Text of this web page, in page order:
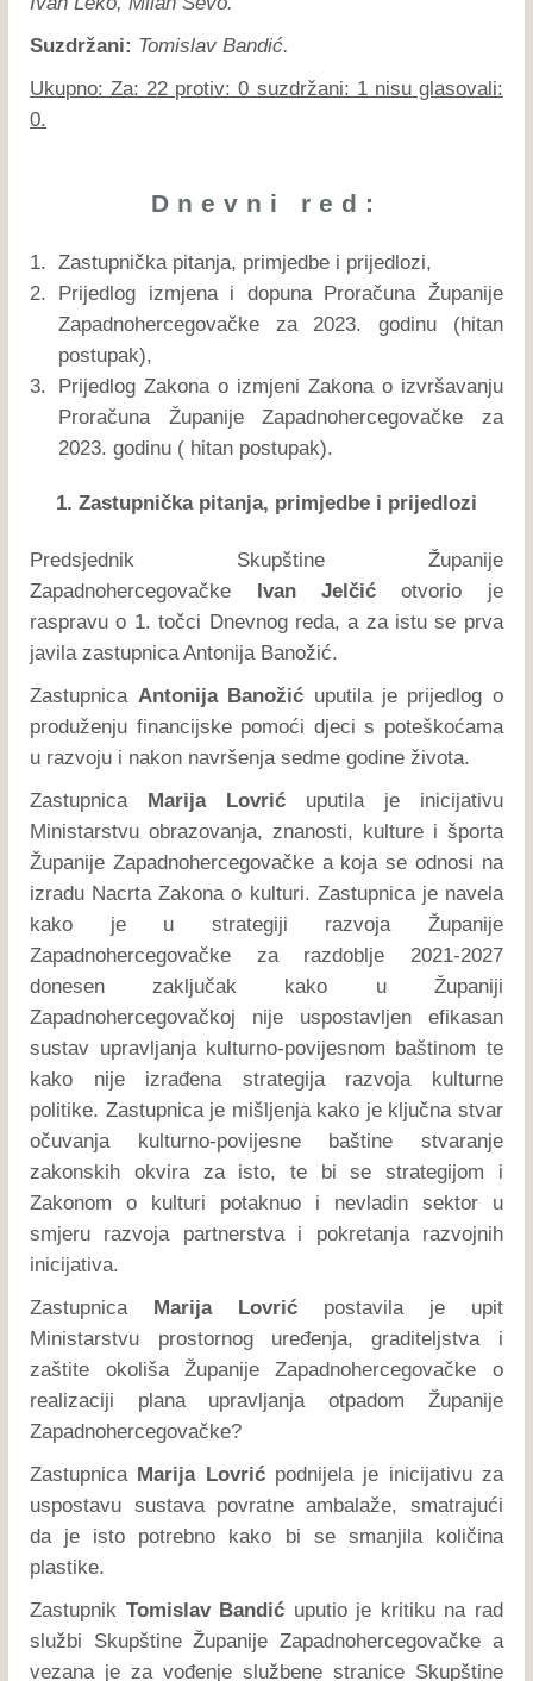
Suzdržani: Tomislav Bandić.
Ukupno: Za: 22 protiv: 0 suzdržani: 1 nisu glasovali:
0.
Dnevni red:
1. Zastupnička pitanja, primjedbe i prijedlozi,
2.
Prijedlog izmjena i dopuna Proračuna Županije
Zapadnohercegovačke za 2023. godinu (hitan
postupak),
3.
Prijedlog Zakona o izmjeni Zakona o izvršavanju
Proračuna Županije Zapadnohercegovačke za
2023. godinu ( hitan postupak).
1. Zastupnička pitanja, primjedbe i prijedlozi
Predsjednik Skupštine Županije
Zapadnohercegovačke Ivan Jelčić otvorio je
raspravu o 1. točci Dnevnog reda, a za istu se prva
javila zastupnica Antonija Banožić.
Zastupnica Antonija Banožić uputila je prijedlog o
produženju financijske pomoći djeci s poteškoćama
u razvoju i nakon navršenja sedme godine života.
Zastupnica Marija Lovrić uputila je inicijativu
Ministarstvu obrazovanja, znanosti, kulture i športa
Županije Zapadnohercegovačke a koja se odnosi na
izradu Nacrta Zakona o kulturi. Zastupnica je navela
kako je u strategiji razvoja Županije
Zapadnohercegovačke za razdoblje 2021-2027
donesen zaključak kako u Županiji
Zapadnohercegovačkoj nije uspostavljen efikasan
sustav upravljanja kulturno-povijesnom baštinom te
kako nije izrađena strategija razvoja kulturne
politike. Zastupnica je mišljenja kako je ključna stvar
očuvanja kulturno-povijesne baštine stvaranje
zakonskih okvira za isto, te bi se strategijom i
Zakonom o kulturi potaknuo i nevladin sektor u
smjeru razvoja partnerstva i pokretanja razvojnih
inicijativa.
Zastupnica
Marija Lovrić postavila je upit
Ministarstvu prostornog uređenja, graditeljstva i
zaštite okoliša Županije Zapadnohercegovačke o
realizaciji plana upravljanja otpadom Županije
Zapadnohercegovačke?
Zastupnica Marija Lovrićpodnijela je inicijativu za
uspostavu sustava povratne ambalaže, smatrajući
da je isto potrebno kako bi se smanjila količina
plastike.
Zastupnik Tomislav Bandić uputio je kritiku na rad
službi Skupštine Županije Zapadnohercegovačke a
vezana je za vođenje službene stranice Skupštine